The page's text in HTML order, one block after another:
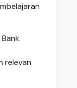
relevan